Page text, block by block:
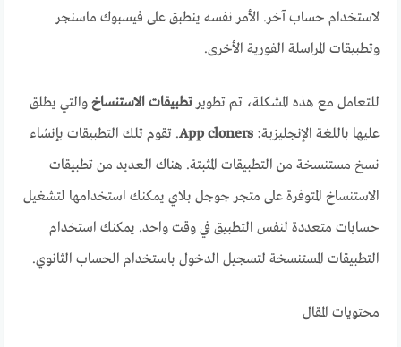
لاستخدام حساب آخر. الأمر نفسه ينطبق على فيسبوك ماسنجر
وتطبيقات المراسلة الفورية الأخرى.
للتعامل مع هذه المشكلة، تم تطويرتطبيقات الاستنساخ والتي يطلق
عليها باللغة الإنجليزية:App cloners. تقوم تلك التطبيقات بإنشاء
نسخ مستنسخة من التطبيقات المثبتة. هناك العديد من تطبيقات
الاستنساخ المتوفرة على متجر جوجل بلاي يمكنك استخدامها لتشغيل
حسابات متعددة لنفس التطبيق في وقت واحد. يمكنك استخدام
التطبيقات المستنسخة لتسجيل الدخول باستخدام الحساب الثانوي.
محتويات المقال